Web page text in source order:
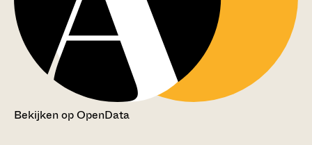
Bekijken op OpenData